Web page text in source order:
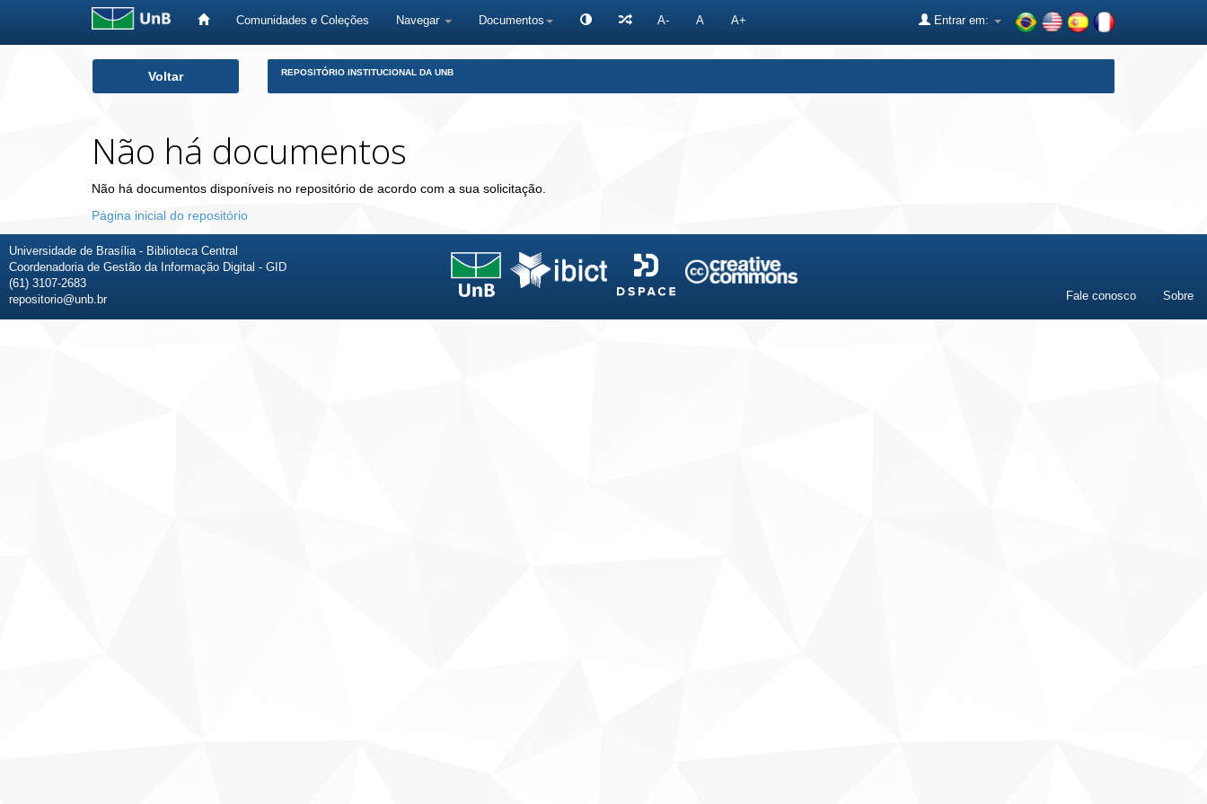
Comunidades e Coleções Navegar Documentos A- A A+ Entrar em:
Voltar REPOSITÓRIO INSTITUCIONAL DA UNB
Não há documentos
Não há documentos disponíveis no repositório de acordo com a sua solicitação.
Página inicial do repositório
Universidade de Brasília - Biblioteca Central
Coordenadoria de Gestão da Informação Digital - GID
(61) 3107-2683
repositorio@unb.br
Fale conosco Sobre